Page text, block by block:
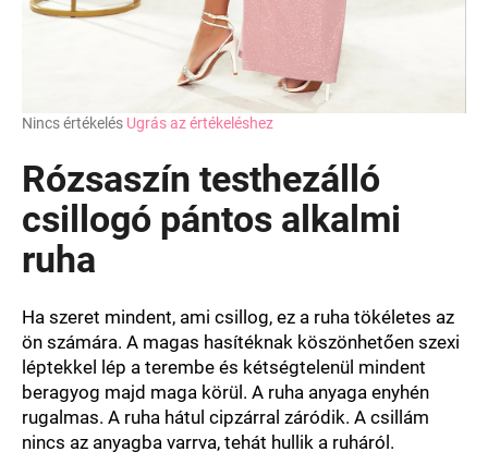
A
átlagos
értékelése
ből
csillag.
Nincs értékelés Ugrás az értékeléshez
Rózsaszín testhezálló
csillogó pántos alkalmi
ruha
Ha szeret mindent, ami csillog, ez a ruha tökéletes az
ön számára. A magas hasítéknak köszönhetően szexi
léptekkel lép a terembe és kétségtelenül mindent
beragyog majd maga körül. A ruha anyaga enyhén
rugalmas. A ruha hátul cipzárral záródik. A csillám
nincs az anyagba varrva, tehát hullik a ruháról.